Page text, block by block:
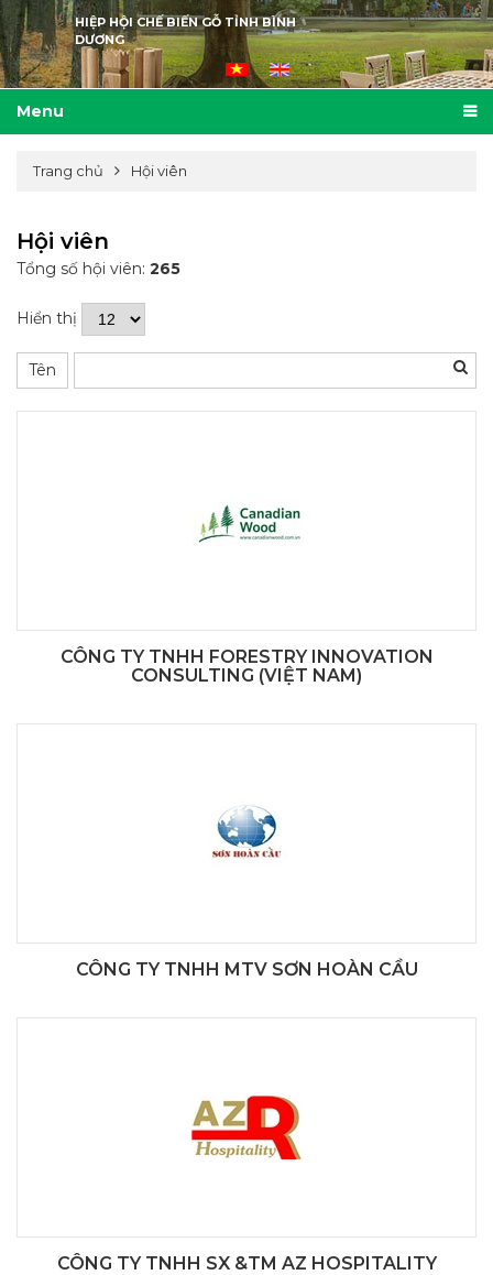
HIỆP HỘI CHẾ BIẾN GỖ TỈNH BÌNH
DƯƠNG
Menu
Trang chủ Hội viên
Hội viên
Tổng số hội viên: 265
Hiển thị
Tên
CÔNG TY TNHH FORESTRY INNOVATION
CONSULTING (VIỆT NAM)
CÔNG TY TNHH MTV SƠN HOÀN CẦU
CÔNG TY TNHH SX &TM AZ HOSPITALITY